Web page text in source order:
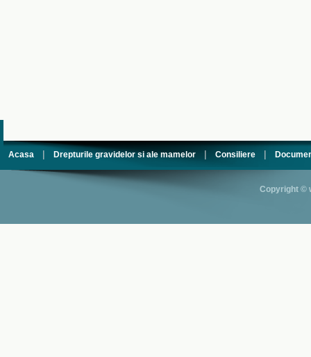
Acasa |Drepturile gravidelor si ale mamelor |Consiliere |
Copyright ©